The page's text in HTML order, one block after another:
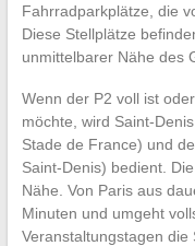
Fahrradparkplätze, die
Diese Stellplätze
unmittelbarer Nähe des
Wenn der P2 voll ist
möchte, wird Saint-
Stade de France) und
Saint-Denis) bedient.
Nähe. Von Paris aus
Minuten und umgeht
Veranstaltungstagen